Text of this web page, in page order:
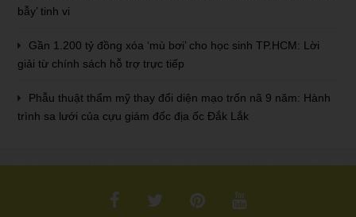
bẫy’ tinh vi
Gần 1.200 tỷ đồng xóa ‘mù bơi’ cho học sinh TP.HCM: Lời
giải từ chính sách hỗ trợ trực tiếp
Phẫu thuật thẩm mỹ thay đổi diện mạo trốn nã 9 năm: Hành
trình sa lưới của cựu giám đốc địa ốc Đắk Lắk